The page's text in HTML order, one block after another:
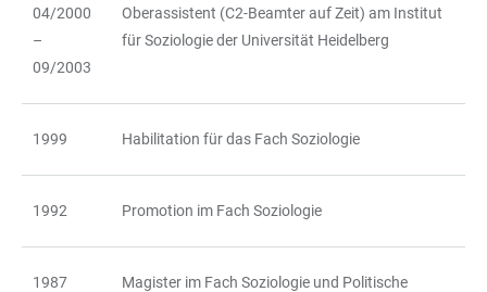
04/2000
–
09/2003
Oberassistent (C2-Beamter auf Zeit) am Institut
für Soziologie der Universität Heidelberg
1999 Habilitation für das Fach Soziologie
1992 Promotion im Fach Soziologie
1987
Magister im Fach Soziologie und Politische